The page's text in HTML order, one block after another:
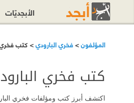
المؤلفون>فخري البارودي> كتب فخري
كتب فخري
اكتشف أبرز كتب ومؤلفات فخري
الأبجديّات